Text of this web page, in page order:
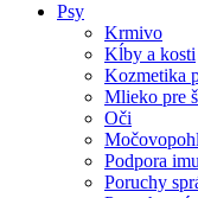
Psy
Krmivo
Kĺby a kosti
Kozmetika
Mlieko pre
Oči
Podpora
Poruchy